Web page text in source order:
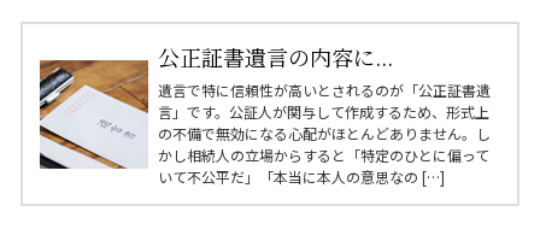
公正証書遺言の内容に...
遺言で特に信頼性が高いとされるのが「公正証書遺
言」です。公証人が関与して作成するため、形式上
の不備で無効になる心配がほとんどありません。し
かし相続人の立場からすると「特定のひとに偏って
いて不公平だ」「本当に本人の意思なの […]